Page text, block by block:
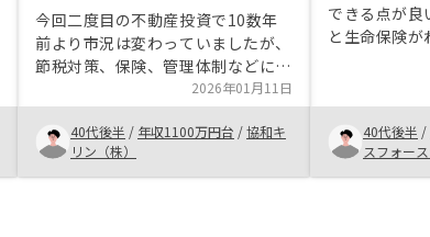
今回二度目の不動産投資で10数年
前より市況は変わっていましたが、
節税対策、保険、管理体制などに魅
力を感じ、決めました。 不安要素
も丁寧に回答いただき安心して始め
ることができました。 アプリひと
つで管理できるというのも魅力だと
思います。
2026年01月11日
40代後半 / 年収1100万円台 /協和キ
リン（株）
できる点が良
と生命保険
選びを進め
ノシーは
用意してく
交換が率直に
数料を他社並
40代後半 /
スフォー